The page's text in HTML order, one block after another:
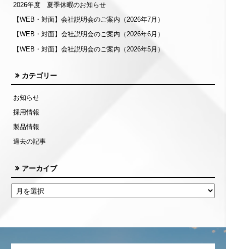
2026年度 夏季休暇のお知らせ
【WEB・対面】会社説明会のご案内（2026年7月）
【WEB・対面】会社説明会のご案内（2026年6月）
【WEB・対面】会社説明会のご案内（2026年5月）
カテゴリー
お知らせ
採用情報
製品情報
過去の記事
アーカイブ